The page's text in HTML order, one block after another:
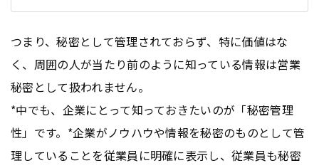
つまり、秘密として管理されておらず、特に価値はな
く、周囲の人が当たり前のように知っている情報は営業
秘密として扱われません。
*中でも、企業にとって知っておきたいのが「秘密管理
性」です。*企業がノウハウや情報を秘密のものとして管
理していることを従業員に明確に表示し、従業員も秘密